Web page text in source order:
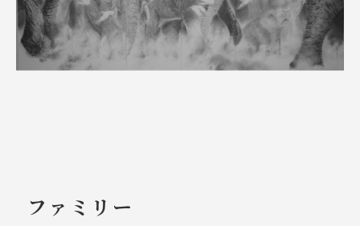
ファミリー